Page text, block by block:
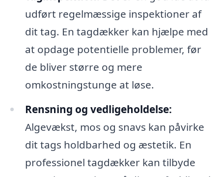
udført regelmæssige inspektioner af
dit tag. En tagdækker kan hjælpe med
at opdage potentielle problemer, før
de bliver større og mere
omkostningstunge at løse.
Rensning og vedligeholdelse:
Algevækst, mos og snavs kan påvirke
dit tags holdbarhed og æstetik. En
professionel tagdækker kan tilbyde